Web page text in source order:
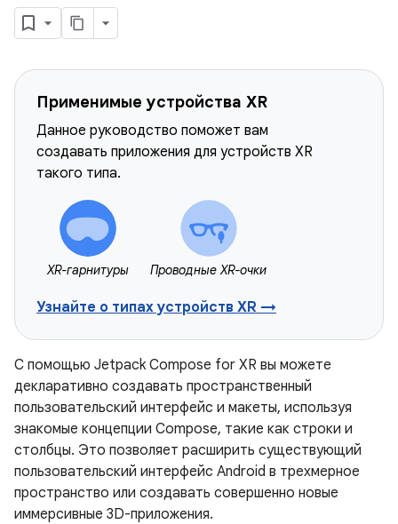
Применимые устройства XR
Данное руководство поможет вам
создавать приложения для устройств XR
такого типа.
XR-гарнитуры Проводные XR-очки
Узнайте о типах устройств XR →
С помощью Jetpack Compose for XR вы можете
декларативно создавать пространственный
пользовательский интерфейс и макеты, используя
знакомые концепции Compose, такие как строки и
столбцы. Это позволяет расширить существующий
пользовательский интерфейс Android в трехмерное
пространство или создавать совершенно новые
иммерсивные 3D-приложения.